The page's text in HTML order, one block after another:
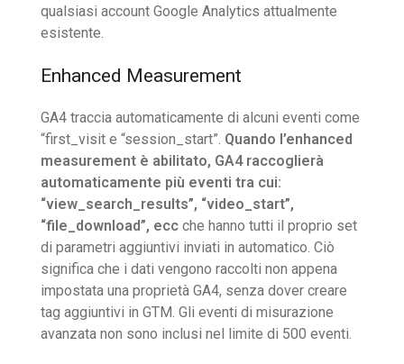
qualsiasi account Google Analytics attualmente
esistente.
Enhanced Measurement
GA4 traccia automaticamente di alcuni eventi come
“first_visit e “session_start”. Quando l’enhanced
measurement è abilitato, GA4 raccoglierà
automaticamente più eventi tra cui:
“view_search_results”, “video_start”,
“file_download”, ecc che hanno tutti il ​​proprio set
di parametri aggiuntivi inviati in automatico. Ciò
significa che i dati vengono raccolti non appena
impostata una proprietà GA4, senza dover creare
tag aggiuntivi in GTM. Gli eventi di misurazione
avanzata non sono inclusi nel limite di 500 eventi.